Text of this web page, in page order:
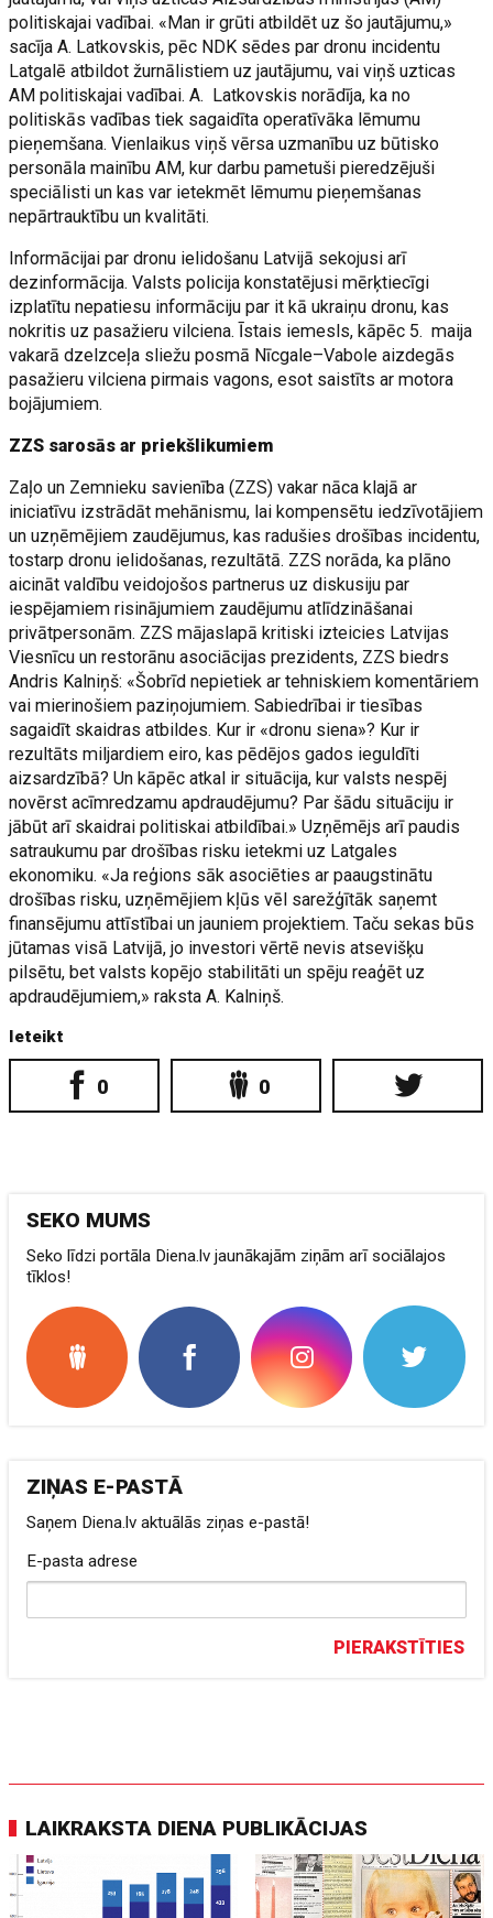
politiskajai vadībai. «Man ir grūti atbildēt uz šo jautājumu,»
sacīja A. Latkovskis, pēc NDK sēdes par dronu incidentu
Latgalē atbildot žurnālistiem uz jautājumu, vai viņš uzticas
AM politiskajai vadībai. A. Latkovskis norādīja, ka no
politiskās vadības tiek sagaidīta operatīvāka lēmumu
pieņemšana. Vienlaikus viņš vērsa uzmanību uz būtisko
personāla mainību AM, kur darbu pametuši pieredzējuši
speciālisti un kas var ietekmēt lēmumu pieņemšanas
nepārtrauktību un kvalitāti.
Informācijai par dronu ielidošanu Latvijā sekojusi arī
dezinformācija. Valsts policija konstatējusi mērķtiecīgi
izplatītu nepatiesu informāciju par it kā ukraiņu dronu, kas
nokritis uz pasažieru vilciena. Īstais iemesls, kāpēc 5. maija
vakarā dzelzceļa sliežu posmā Nīcgale–Vabole aizdegās
pasažieru vilciena pirmais vagons, esot saistīts ar motora
bojājumiem.
ZZS sarosās ar priekšlikumiem
Zaļo un Zemnieku savienība (ZZS) vakar nāca klajā ar
iniciatīvu izstrādāt mehānismu, lai kompensētu iedzīvotājiem
un uzņēmējiem zaudējumus, kas radušies drošības incidentu,
tostarp dronu ielidošanas, rezultātā. ZZS norāda, ka plāno
aicināt valdību veidojošos partnerus uz diskusiju par
iespējamiem risinājumiem zaudējumu atlīdzināšanai
privātpersonām. ZZS mājaslapā kritiski izteicies Latvijas
Viesnīcu un restorānu asociācijas prezidents, ZZS biedrs
Andris Kalniņš: «Šobrīd nepietiek ar tehniskiem komentāriem
vai mierinošiem paziņojumiem. Sabiedrībai ir tiesības
sagaidīt skaidras atbildes. Kur ir «dronu siena»? Kur ir
rezultāts miljardiem eiro, kas pēdējos gados ieguldīti
aizsardzībā? Un kāpēc atkal ir situācija, kur valsts nespēj
novērst acīmredzamu apdraudējumu? Par šādu situāciju ir
jābūt arī skaidrai politiskai atbildībai.» Uzņēmējs arī paudis
satraukumu par drošības risku ietekmi uz Latgales
ekonomiku. «Ja reģions sāk asociēties ar paaugstinātu
drošības risku, uzņēmējiem kļūs vēl sarežģītāk saņemt
finansējumu attīstībai un jauniem projektiem. Taču sekas būs
jūtamas visā Latvijā, jo investori vērtē nevis atsevišķu
pilsētu, bet valsts kopējo stabilitāti un spēju reaģēt uz
apdraudējumiem,» raksta A. Kalniņš.
Ieteikt
0 0
SEKO MUMS
Seko līdzi portāla Diena.lv jaunākajām ziņām arī sociālajos
tīklos!
ZIŅAS E-PASTĀ
Saņem Diena.lv aktuālās ziņas e-pastā!
E-pasta adrese
PIERAKSTĪTIES
LAIKRAKSTA DIENA PUBLIKĀCIJAS